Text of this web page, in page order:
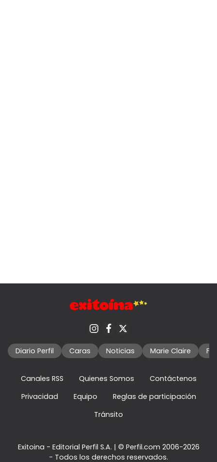
Diario Perfil Caras Noticias Marie Claire
Canales RSS Quienes Somos
Contáctenos
Privacidad
Equipo
Reglas de participación
Tránsito
Exitoina - Editorial Perfil S.A. | © Perfil.com 2006-2026
- Todos los derechos reservados.